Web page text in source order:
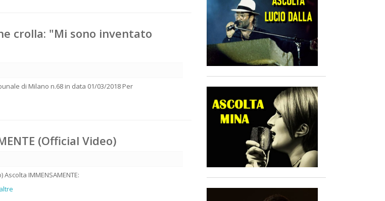
crolla: "Mi sono inventato
di Milano n.68 in data 01/03/2018 Per
(Official Video)
IMMENSAMENTE: